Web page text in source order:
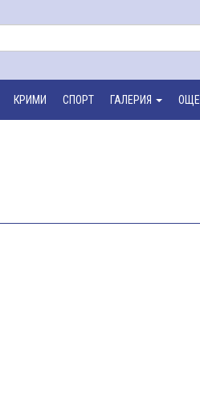
КРИМИ СПОРТ ГАЛЕРИЯ ОЩЕ